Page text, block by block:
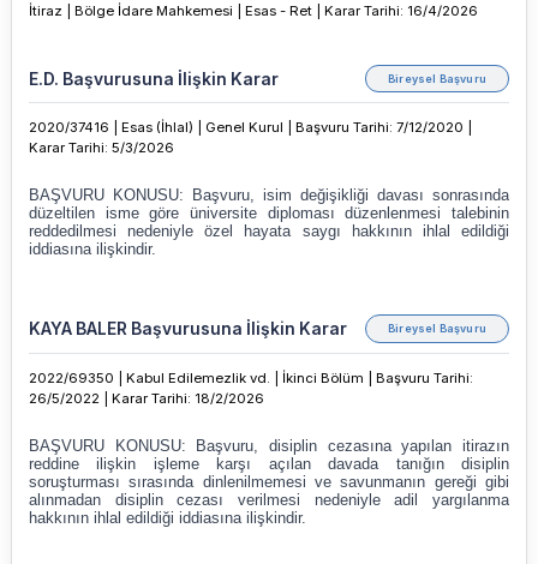
İtiraz | Bölge İdare Mahkemesi | Esas - Ret | Karar Tarihi: 16/4/2026
E.D. Başvurusuna İlişkin Karar Bireysel Başvuru
2020/37416 | Esas (İhlal) | Genel Kurul | Başvuru Tarihi: 7/12/2020 |
Karar Tarihi: 5/3/2026
KAYA BALER Başvurusuna İlişkin Karar Bireysel Başvuru
2022/69350 | Kabul Edilemezlik vd. | İkinci Bölüm | Başvuru Tarihi:
26/5/2022 | Karar Tarihi: 18/2/2026